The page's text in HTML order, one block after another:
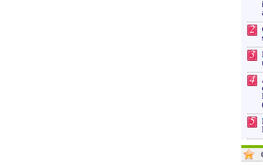
2
3
4
5